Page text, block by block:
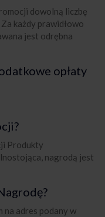
dowolną liczbę
każdy prawidłowo
jest odrębna
opłaty
Produkty
nagrodą jest
adres podany w